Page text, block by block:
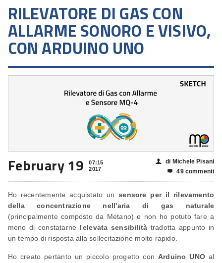
RILEVATORE DI GAS CON
ALLARME SONORO E VISIVO,
CON ARDUINO UNO
February 19
07:15
2017
👤 di Michele Pisani
 49 commenti
Ho recentemente acquistato unsensore per il rilevamento
della concentrazione nell'aria di gas naturale
(principalmente composto da Metano) e non ho potuto fare a
meno di constatarne l'elevata sensibilità tradotta appunto in
un tempo di risposta alla sollecitazione molto rapido.
Ho creato pertanto un piccolo progetto con Arduino UNOal